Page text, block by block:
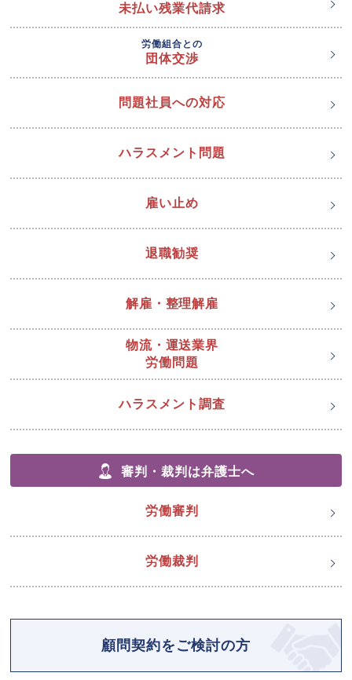
未払い残業代請求
労働組合との
団体交渉
問題社員への対応
ハラスメント問題
雇い止め
退職勧奨
解雇・整理解雇
物流・運送業界
労働問題
ハラスメント調査
審判・裁判は弁護士へ
労働審判
労働裁判
顧問契約をご検討の方